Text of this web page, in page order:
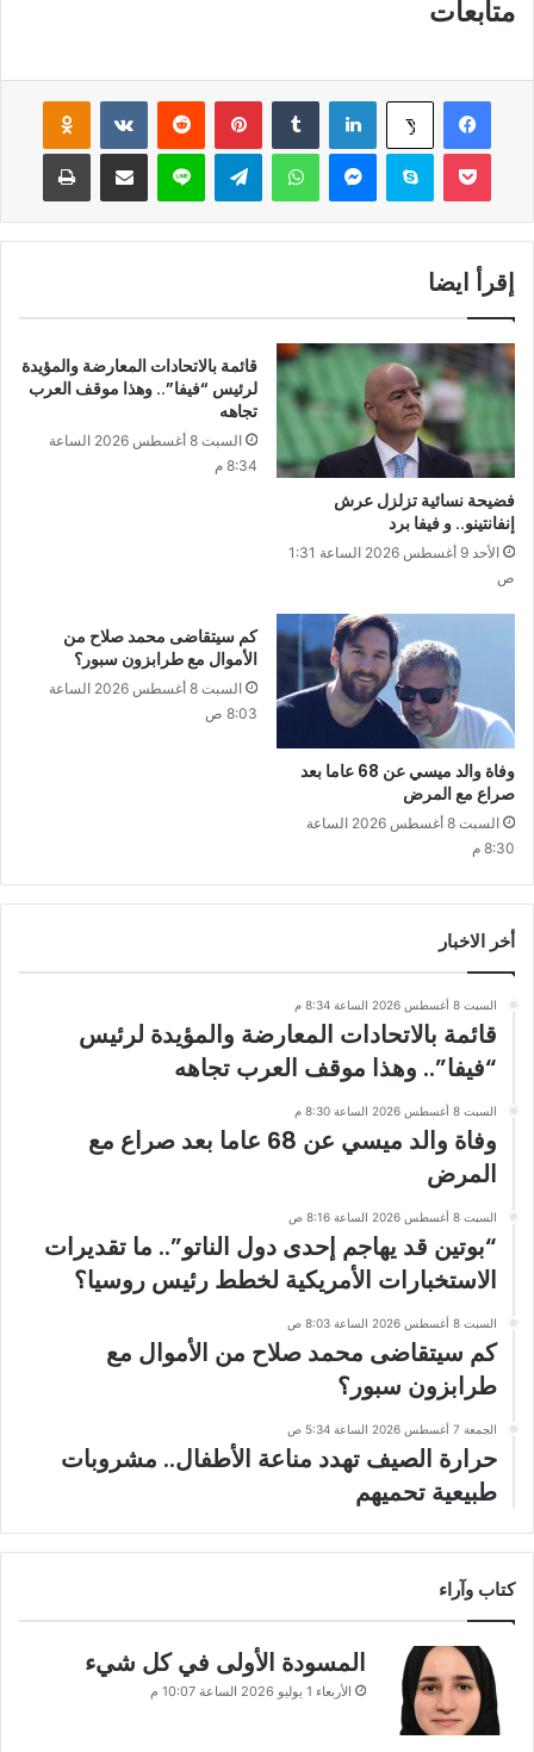
متابعات
فيسبوك ‫X لينكدإن بينتيريست
سكايب واتساب لاين
إقرأ ايضا
فضيحة نسائية تزلزل عرش
إنفانتينو.. و فيفا برد
الأحد 9 أغسطس 2026 الساعة 1:31
ص
قائمة بالاتحادات المعارضة والمؤيدة
لرئيس “فيفا”.. وهذا موقف العرب
تجاهه
السبت 8 أغسطس 2026 الساعة
8:34 م
وفاة والد ميسي عن 68 عاما بعد
صراع مع المرض
السبت 8 أغسطس 2026 الساعة
8:30 م
كم سيتقاضى محمد صلاح من
الأموال مع طرابزون سبور؟
السبت 8 أغسطس 2026 الساعة
8:03 ص
أخر الاخبار
السبت 8 أغسطس 2026 الساعة 8:34 م
قائمة بالاتحادات المعارضة والمؤيدة لرئيس
“فيفا”.. وهذا موقف العرب تجاهه
السبت 8 أغسطس 2026 الساعة 8:30 م
وفاة والد ميسي عن 68 عاما بعد صراع مع
المرض
السبت 8 أغسطس 2026 الساعة 8:16 ص
“بوتين قد يهاجم إحدى دول الناتو”.. ما تقديرات
الاستخبارات الأمريكية لخطط رئيس روسيا؟
السبت 8 أغسطس 2026 الساعة 8:03 ص
كم سيتقاضى محمد صلاح من الأموال مع
طرابزون سبور؟
الجمعة 7 أغسطس 2026 الساعة 5:34 ص
حرارة الصيف تهدد مناعة الأطفال.. مشروبات
طبيعية تحميهم
كتاب وآراء
المسودة الأولى في كل شيء
الأربعاء 1 يوليو 2026 الساعة 10:07 م